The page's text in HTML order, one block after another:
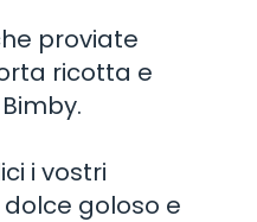
proviate
ricotta e
i vostri
goloso e